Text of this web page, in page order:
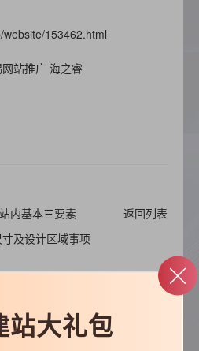
153462.html
站推广 海之睿
内基本三要素
返回列表
及设计区域事项
站大礼包